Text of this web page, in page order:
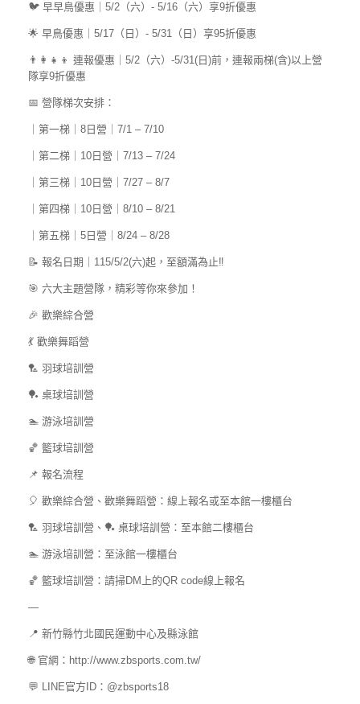
🐦 早早鳥優惠｜5/2（六）- 5/16（六）享9折優惠
🌟 早鳥優惠｜5/17（日）- 5/31（日）享95折優惠
👨‍👩‍👧‍👦 連報優惠｜5/2（六）-5/31(日)前，連報兩梯(含)以上營
隊享9折優惠
📅 營隊梯次安排：
｜第一梯｜8日營｜7/1 – 7/10
｜第二梯｜10日營｜7/13 – 7/24
｜第三梯｜10日營｜7/27 – 8/7
｜第四梯｜10日營｜8/10 – 8/21
｜第五梯｜5日營｜8/24 – 8/28
📝 報名日期｜115/5/2(六)起，至額滿為止‼️
🎯 六大主題營隊，精彩等你來參加！
🎉 歡樂綜合營
💃 歡樂舞蹈營
🏸 羽球培訓營
🏓 桌球培訓營
🏊 游泳培訓營
🏀 籃球培訓營
📌 報名流程
🎈 歡樂綜合營、歡樂舞蹈營：線上報名或至本館一樓櫃台
🏸 羽球培訓營、🏓 桌球培訓營：至本館二樓櫃台
🏊 游泳培訓營：至泳館一樓櫃台
🏀 籃球培訓營：請掃DM上的QR code線上報名
—
📍 新竹縣竹北國民運動中心及縣泳館
🌐 官網：http://www.zbsports.com.tw/
💬 LINE官方ID：@zbsports18